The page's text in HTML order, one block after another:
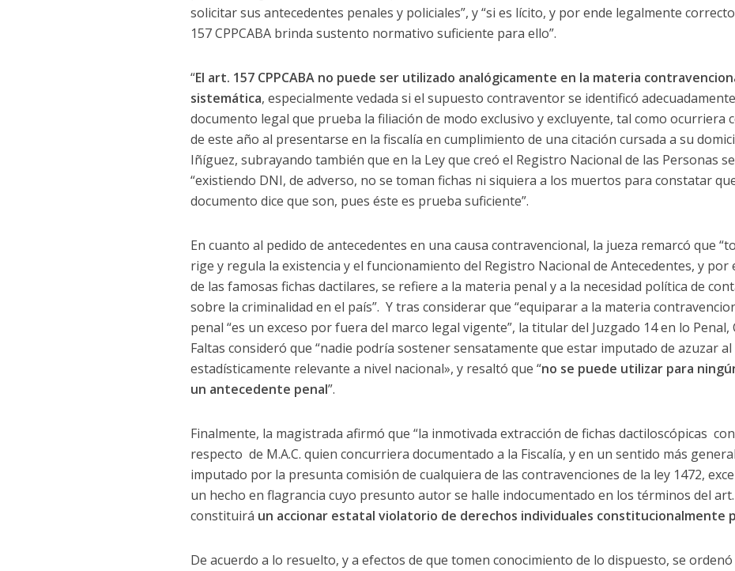
solicitar sus antecedentes penales y policiales”, y “si es lícito, y por ende legalmente
157 CPPCABA brinda sustento normativo suficiente para ello”.
“El art. 157 CPPCABA no puede ser utilizado analógicamente en la materia
sistemática, especialmente vedada si el supuesto contraventor se identificó
documento legal que prueba la filiación de modo exclusivo y excluyente, tal como ocurriera
de este año al presentarse en la fiscalía en cumplimiento de una citación cursada a su
Iñíguez, subrayando también que en la Ley que creó el Registro Nacional de las Personas
“existiendo DNI, de adverso, no se toman fichas ni siquiera a los muertos para constatar
documento dice que son, pues éste es prueba suficiente”.
En cuanto al pedido de antecedentes en una causa contravencional, la jueza remarcó que
rige y regula la existencia y el funcionamiento del Registro Nacional de Antecedentes, y por
de las famosas fichas dactilares, se refiere a la materia penal y a la necesidad política de
sobre la criminalidad en el país”. Y tras considerar que “equiparar a la materia
penal “es un exceso por fuera del marco legal vigente”, la titular del Juzgado 14 en lo
Faltas consideró que “nadie podría sostener sensatamente que estar imputado de azuzar
estadísticamente relevante a nivel nacional», y resaltó que “no se puede utilizar para
un antecedente penal”.
Finalmente, la magistrada afirmó que “la inmotivada extracción de fichas dactiloscópicas con
respecto de M.A.C. quien concurriera documentado a la Fiscalía, y en un sentido más
imputado por la presunta comisión de cualquiera de las contravenciones de la ley 1472,
un hecho en flagrancia cuyo presunto autor se halle indocumentado en los términos del art.
constituirá un accionar estatal violatorio de derechos individuales constitucionalmente
De acuerdo a lo resuelto, y a efectos de que tomen conocimiento de lo dispuesto, se